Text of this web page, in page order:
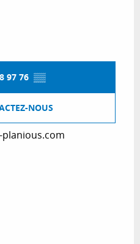
97 76 ▒▒
NOUS
planious.com